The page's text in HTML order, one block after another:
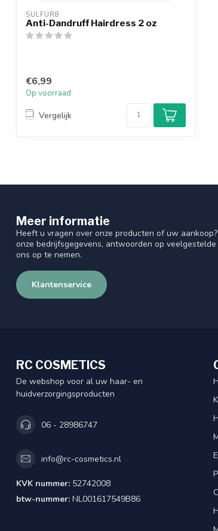
SULFUR8
Anti-Dandruff Hairdress 2 oz
€6,99
Op voorraad
Vergelijk
Meer informatie
Heeft u vragen over onze producten of uw
onze bedrijfsgegevens, antwoorden op
ons op te nemen.
Klantenservice
RC COSMETICS
De webshop voor al uw haar- en
huidverzorgingsproducten
06 - 28986747
info@rc-cosmetics.nl
KVK nummer: 52742008
btw-nummer: NL001617549B86